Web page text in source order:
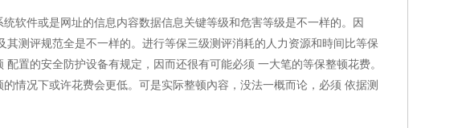
软件或是网址的信息内容数据信息关键等级和危害等级是不一样的。因
测评规范全是不一样的。进行等保三级测评消耗的人力资源和時间比等保
置的安全防护设备有规定，因而还很有可能必须 一大笔的等保整顿花费。
情况下或许花费会更低。可是实际整顿內容，没法一概而论，必须 依据测